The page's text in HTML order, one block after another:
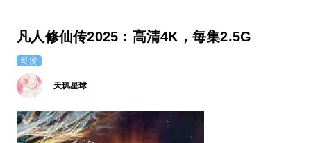
凡人修仙传2025：高清4K，每集2.5G
动漫
天玑星球